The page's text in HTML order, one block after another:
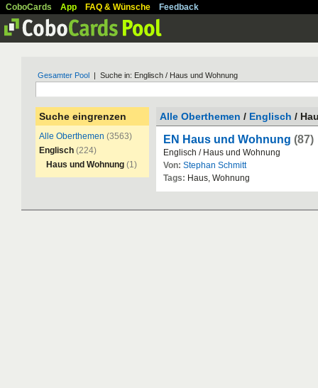
CoboCards App FAQ & Wünsche Feedback
Gesamter Pool | Suche in: Englisch / Haus und Wohnung
Suche eingrenzen
Alle Oberthemen (3563)
Englisch (224)
Haus und Wohnung (1)
Alle Oberthemen / Englisch /
EN Haus und Wohnung (87)
Englisch / Haus und Wohnung
Von: Stephan Schmitt
Tags: Haus, Wohnung